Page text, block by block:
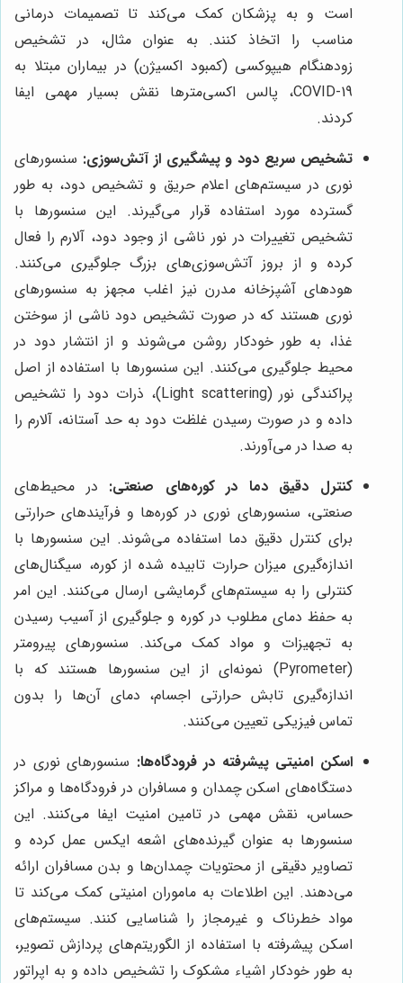
است و به پزشکان کمک می‌کند تا تصمیمات درمانی
مناسب را اتخاذ کنند. به عنوان مثال، در تشخیص
زودهنگام هیپوکسی (کمبود اکسیژن) در بیماران مبتلا به
COVID-19، پالس اکسی‌مترها نقش بسیار مهمی ایفا
کردند.
تشخیص سریع دود و پیشگیری از آتش‌سوزی: سنسورهای
نوری در سیستم‌های اعلام حریق و تشخیص دود، به طور
گسترده مورد استفاده قرار می‌گیرند. این سنسورها با
تشخیص تغییرات در نور ناشی از وجود دود، آلارم را فعال
کرده و از بروز آتش‌سوزی‌های بزرگ جلوگیری می‌کنند.
هودهای آشپزخانه مدرن نیز اغلب مجهز به سنسورهای
نوری هستند که در صورت تشخیص دود ناشی از سوختن
غذا، به طور خودکار روشن می‌شوند و از انتشار دود در
محیط جلوگیری می‌کنند. این سنسورها با استفاده از اصل
پراکندگی نور (Light scattering)، ذرات دود را تشخیص
داده و در صورت رسیدن غلظت دود به حد آستانه، آلارم را
به صدا در می‌آورند.
کنترل دقیق دما در کوره‌های صنعتی: در محیط‌های
صنعتی، سنسورهای نوری در کوره‌ها و فرآیندهای حرارتی
برای کنترل دقیق دما استفاده می‌شوند. این سنسورها با
اندازه‌گیری میزان حرارت تابیده شده از کوره، سیگنال‌های
کنترلی را به سیستم‌های گرمایشی ارسال می‌کنند. این امر
به حفظ دمای مطلوب در کوره و جلوگیری از آسیب رسیدن
به تجهیزات و مواد کمک می‌کند. سنسورهای پیرومتر
(Pyrometer) نمونه‌ای از این سنسورها هستند که با
اندازه‌گیری تابش حرارتی اجسام، دمای آن‌ها را بدون
تماس فیزیکی تعیین می‌کنند.
اسکن امنیتی پیشرفته در فرودگاه‌ها: سنسورهای نوری در
دستگاه‌های اسکن چمدان و مسافران در فرودگاه‌ها و مراکز
حساس، نقش مهمی در تامین امنیت ایفا می‌کنند. این
سنسورها به عنوان گیرنده‌های اشعه ایکس عمل کرده و
تصاویر دقیقی از محتویات چمدان‌ها و بدن مسافران ارائه
می‌دهند. این اطلاعات به ماموران امنیتی کمک می‌کند تا
مواد خطرناک و غیرمجاز را شناسایی کنند. سیستم‌های
اسکن پیشرفته با استفاده از الگوریتم‌های پردازش تصویر،
به طور خودکار اشیاء مشکوک را تشخیص داده و به اپراتور